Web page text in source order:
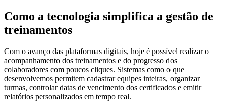
Como a tecnologia simplifica a gestão de
treinamentos
Com o avanço das plataformas digitais, hoje é possível realizar o
acompanhamento dos treinamentos e do progresso dos
colaboradores com poucos cliques. Sistemas como o que
desenvolvemos permitem cadastrar equipes inteiras, organizar
turmas, controlar datas de vencimento dos certificados e emitir
relatórios personalizados em tempo real.